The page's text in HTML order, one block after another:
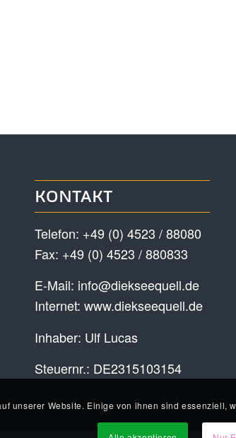
KONTAKT
Telefon: +49 (0) 4523 / 88080
Fax: +49 (0) 4523 / 880833
E-Mail: info@diekseequell.de
Internet: www.diekseequell.de
Inhaber: Ulf Lucas
Steuernr.: DE2315103154
unserer Website. Einige von ihnen sind essenziell,